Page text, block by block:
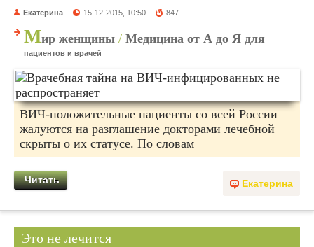
Екатерина 15-12-2015, 10:50 847
Мир женщины / Медицина от А до Я для
пациентов и врачей
ВИЧ-положительные пациенты со всей России
жалуются на разглашение докторами лечебной
скрыты о их статусе. По словам
Екатерина
Читать
Это не лечится